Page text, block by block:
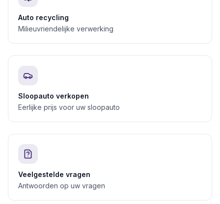
Auto recycling
Milieuvriendelijke verwerking
Sloopauto verkopen
Eerlijke prijs voor uw sloopauto
Veelgestelde vragen
Antwoorden op uw vragen